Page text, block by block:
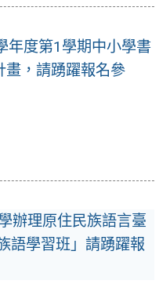
年度第1學期中小學書
畫，請踴躍報名參
辦理原住民族語言臺
語學習班」請踴躍報